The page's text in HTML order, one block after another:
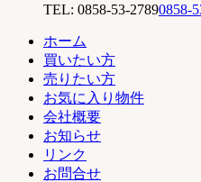
TEL: 0858-53-27890858-
ホーム
買いたい方
売りたい方
お気に入り物件
会社概要
お知らせ
リンク
お問合せ